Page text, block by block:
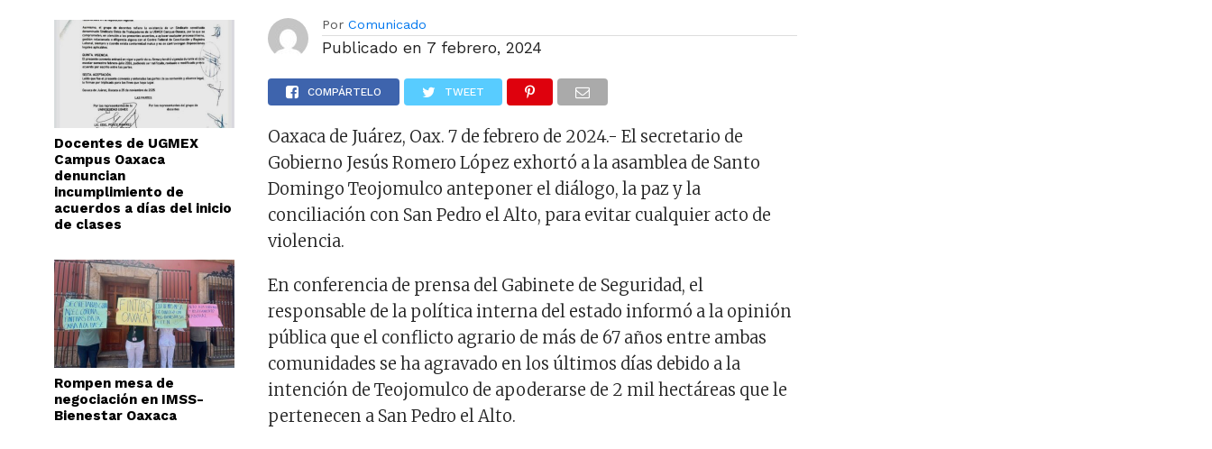
Docentes de UGMEX
Campus Oaxaca
denuncian
incumplimiento de
acuerdos a días del inicio
de clases
Rompen mesa de
negociación en IMSS-
Bienestar Oaxaca
Por Comunicado
Publicado en 7 febrero, 2024
COMPÁRTELO TWEET
Oaxaca de Juárez, Oax. 7 de febrero de 2024.- El secretario de
Gobierno Jesús Romero López exhortó a la asamblea de Santo
Domingo Teojomulco anteponer el diálogo, la paz y la
conciliación con San Pedro el Alto, para evitar cualquier acto de
violencia.
En conferencia de prensa del Gabinete de Seguridad, el
responsable de la política interna del estado informó a la opinión
pública que el conflicto agrario de más de 67 años entre ambas
comunidades se ha agravado en los últimos días debido a la
intención de Teojomulco de apoderarse de 2 mil hectáreas que le
pertenecen a San Pedro el Alto.